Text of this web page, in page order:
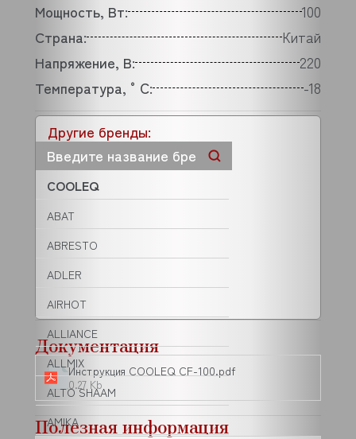
Другие бренды:
COOLEQ
ABAT
ABRESTO
ADLER
AIRHOT
ALLIANCE
ALLMIX
ALTO SHAAM
AMIKA
Мощность, Вт:
100
Страна:
Китай
Напряжение, В:
220
Температура, °C:
-18
Документация
Инструкция COOLEQ CF-100.pdf
0.27 Kb
Полезная информация